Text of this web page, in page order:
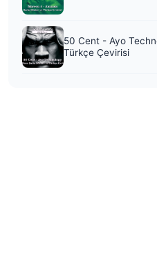
50 Cent - Ayo
Türkçe Çevirisi